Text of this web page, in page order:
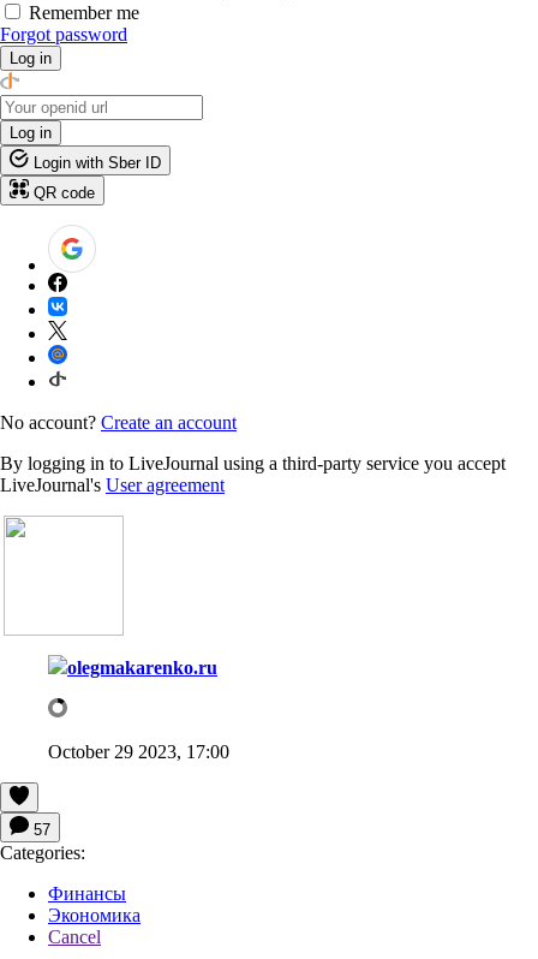
Remember me
Forgot password
Log in
Log in
Login with Sber ID
QR code
No account? Create an account
By logging in to LiveJournal using a third-party service you accept
LiveJournal's User agreement
olegmakarenko.ru
October 29 2023, 17:00
57
Categories:
Финансы
Экономика
Cancel